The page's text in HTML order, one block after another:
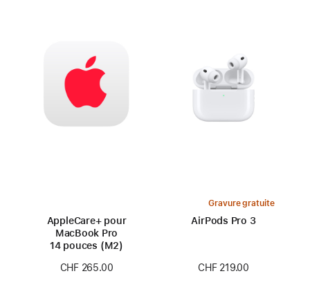
AppleCare+ pour
MacBook Pro
14 pouces (M2)
CHF 265.00
Gravure gratuite
AirPods Pro 3
CHF 219.00